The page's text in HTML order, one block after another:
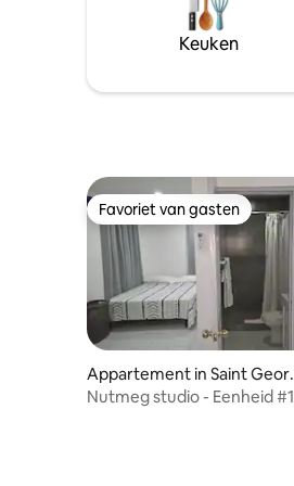
mogelijk vanwege de
aan de hoofdweg.
Keuken
Favoriet van gasten
Favoriet van gasten
Appartement in Saint
e's
Nutmeg studio - Eenheid #1